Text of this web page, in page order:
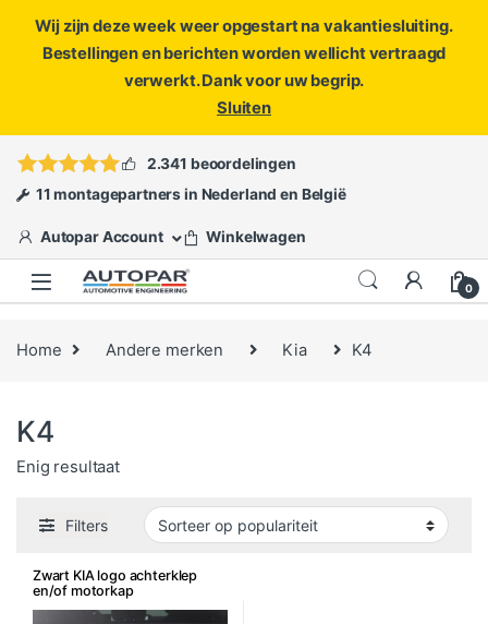
Wij zijn deze week weer opgestart na vakantiesluiting.
Bestellingen en berichten worden wellicht vertraagd
verwerkt. Dank voor uw begrip.
Sluiten
ofopen een ticket
2.341 beoordelingen
11 montagepartners in Nederland en België
Autopar Account Winkelwagen
0
Home Andere merken Kia K4
K4
Enig resultaat
Filters
Zwart KIA logo achterklep
en/of motorkap